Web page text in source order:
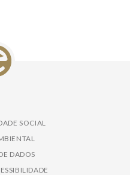
SOCIAL
DADOS